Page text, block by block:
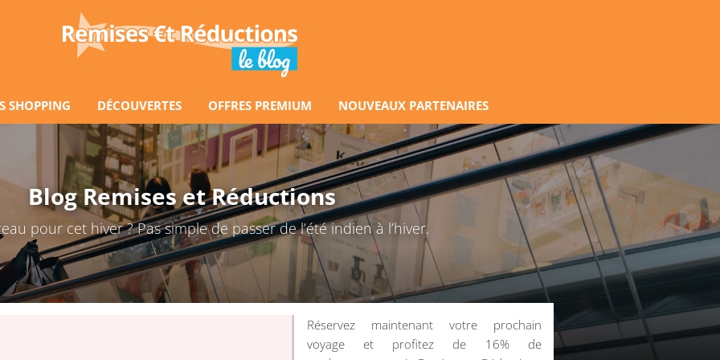
SHOPPING DÉCOUVERTES OFFRES PREMIUM NOUVEAUX PARTENAIRES
Blog Remises et Réductions
pour cet hiver ? Pas simple de passer de l’été indien à l’hiver.
Réservez maintenant votre prochain
voyage et profitez de 16% de